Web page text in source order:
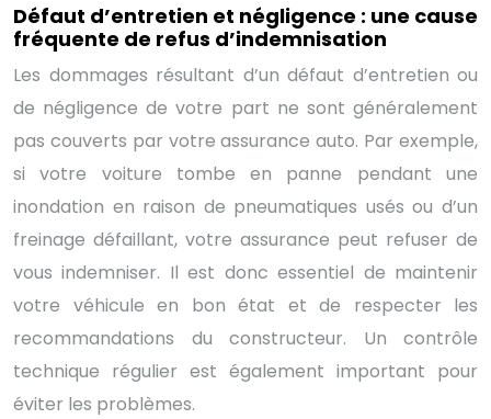
Défaut d’entretien et négligence : une cause
fréquente de refus d’indemnisation
Les dommages résultant d’un défaut d’entretien ou
de négligence de votre part ne sont généralement
pas couverts par votre assurance auto. Par exemple,
si votre voiture tombe en panne pendant une
inondation en raison de pneumatiques usés ou d’un
freinage défaillant, votre assurance peut refuser de
vous indemniser. Il est donc essentiel de maintenir
votre véhicule en bon état et de respecter les
recommandations du constructeur. Un contrôle
technique régulier est également important pour
éviter les problèmes.